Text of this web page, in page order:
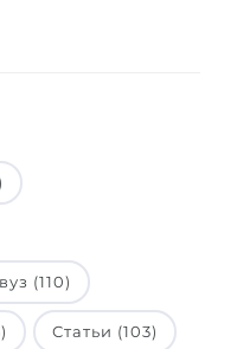
(110)
Статьи (103)